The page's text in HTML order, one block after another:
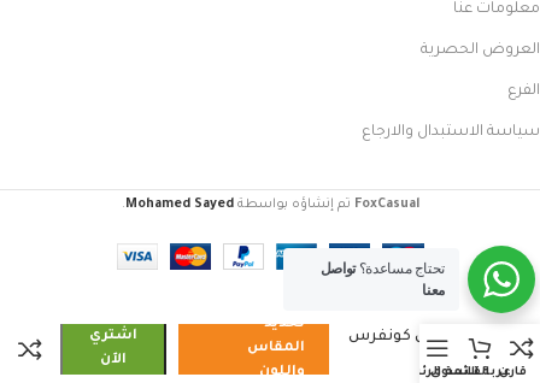
معلومات عنا
العروض الحصرية
الفرع
سياسة الاستبدال والارجاع
FoxCasual تم إنشاؤه بواسطةMohamed Sayed
.
قارنعربة التسوق
القائمة الرئيسية
كوتش كونفرس
أبيض
تحديد
المقاس
واللون
اشتري
الآن
تحتاج مساعدة؟تواصل
معنا